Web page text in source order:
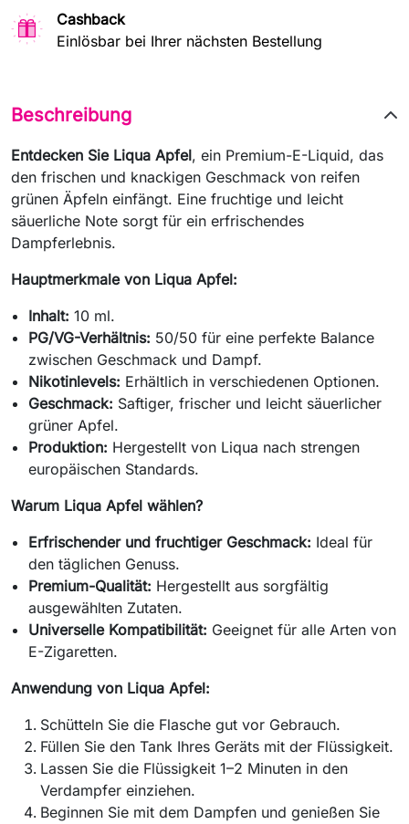
Cashback
Einlösbar bei Ihrer nächsten Bestellung
Beschreibung
Entdecken Sie Liqua Apfel, ein Premium-E-Liquid, das
den frischen und knackigen Geschmack von reifen
grünen Äpfeln einfängt. Eine fruchtige und leicht
säuerliche Note sorgt für ein erfrischendes
Dampferlebnis.
Hauptmerkmale von Liqua Apfel:
Inhalt: 10 ml.
PG/VG-Verhältnis: 50/50 für eine perfekte Balance
zwischen Geschmack und Dampf.
Nikotinlevels: Erhältlich in verschiedenen Optionen.
Geschmack: Saftiger, frischer und leicht säuerlicher
grüner Apfel.
Produktion: Hergestellt von Liqua nach strengen
europäischen Standards.
Warum Liqua Apfel wählen?
Erfrischender und fruchtiger Geschmack: Ideal für
den täglichen Genuss.
Premium-Qualität: Hergestellt aus sorgfältig
ausgewählten Zutaten.
Universelle Kompatibilität: Geeignet für alle Arten von
E-Zigaretten.
Anwendung von Liqua Apfel:
Schütteln Sie die Flasche gut vor Gebrauch.
Füllen Sie den Tank Ihres Geräts mit der Flüssigkeit.
Lassen Sie die Flüssigkeit 1–2 Minuten in den
Verdampfer einziehen.
Beginnen Sie mit dem Dampfen und genießen Sie